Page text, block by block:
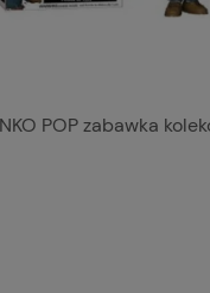
POP zabawka